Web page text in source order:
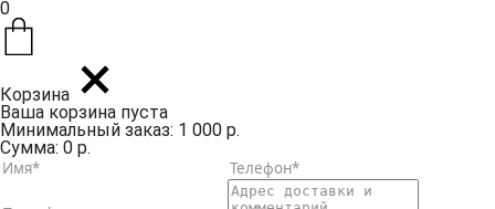
0
Корзина
Ваша корзина пуста
Минимальный заказ: 1 000 р.
Сумма: 0 р.